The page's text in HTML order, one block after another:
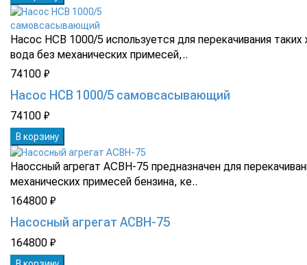
Насос НСВ 1000/5 используется для перекачивания
вода без механических примесей,..
74100 ₽
Насос НСВ 1000/5 самовсасывающий
74100 ₽
В корзину
Наоссный агрегат АСВН-75 предназначен для
механических примесей бензина, ке..
164800 ₽
Насосный агрегат АСВН-75
164800 ₽